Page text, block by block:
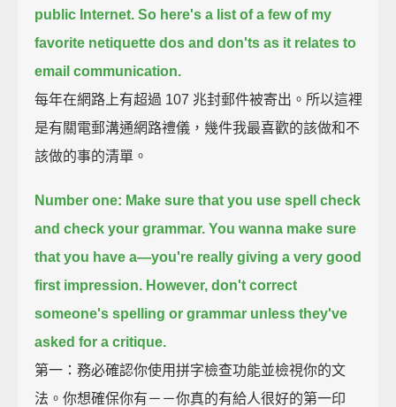
public Internet. So here's a list of a few of my
favorite netiquette dos and don'ts as it relates to
email communication.
每年在網路上有超過 107 兆封郵件被寄出。所以這裡
是有關電郵溝通網路禮儀，幾件我最喜歡的該做和不
該做的事的清單。
Number one: Make sure that you use spell check
and check your grammar. You wanna make sure
that you have a—you're really giving a very good
first impression. However, don't correct
someone's spelling or grammar unless they've
asked for a critique.
第一：務必確認你使用拼字檢查功能並檢視你的文
法。你想確保你有－－你真的有給人很好的第一印